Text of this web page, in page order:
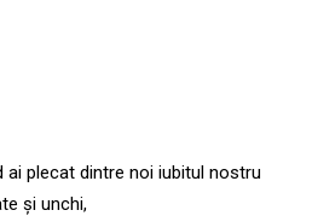
plecat dintre noi iubitul nostru
și unchi,